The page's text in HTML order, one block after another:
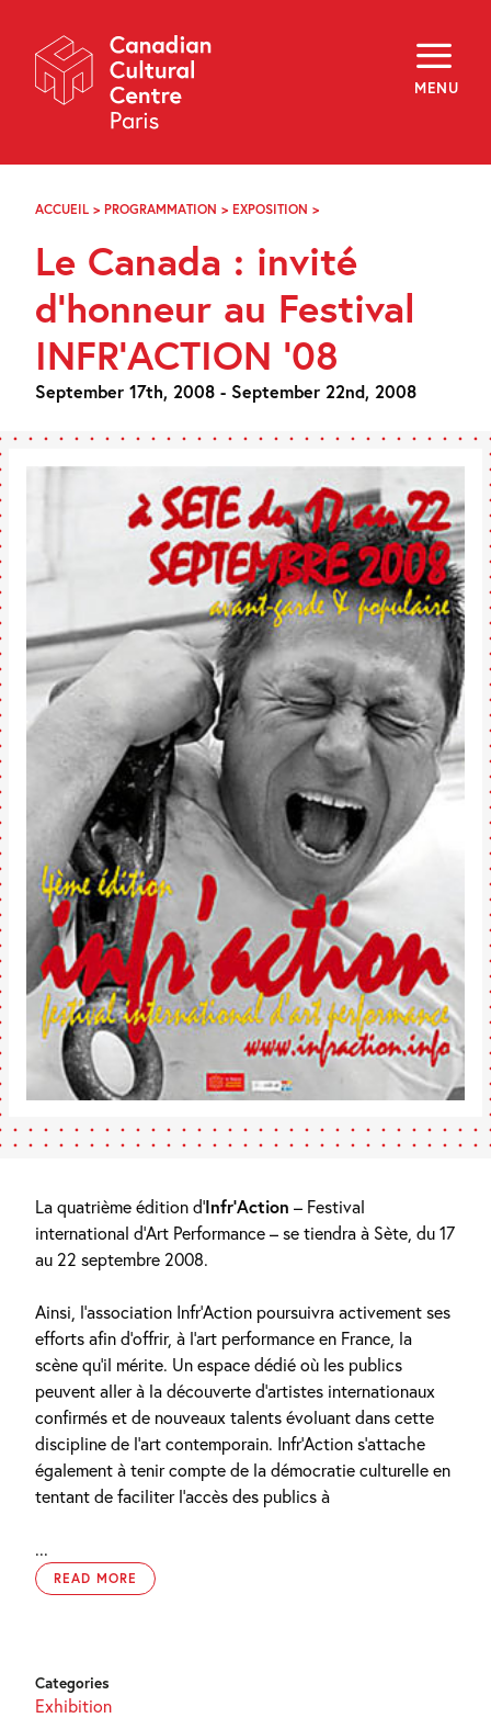
Navigation
MENU
About
Programming
Off-Site
Explore
Archives
f i y
ACCUEIL > PROGRAMMATION > EXPOSITION >
INVITÉ
AU
FESTIVAL
INFR’ACTION
’08
Le Canada : invité
d’honneur au Festival
INFR’ACTION ’08
September 17th, 2008 - September 22nd, 2008
La quatrième édition d’Infr’Action – Festival
international d’Art Performance – se tiendra à Sète, du 17
au 22 septembre 2008.
Ainsi, l’association Infr’Action poursuivra activement ses
efforts afin d’offrir, à l’art performance en France, la
scène qu’il mérite. Un espace dédié où les publics
peuvent aller à la découverte d’artistes internationaux
confirmés et de nouveaux talents évoluant dans cette
discipline de l’art contemporain. Infr’Action s’attache
également à tenir compte de la démocratie culturelle en
tentant de faciliter l’accès des publics à
...
READ MORE
Categories
Exhibition